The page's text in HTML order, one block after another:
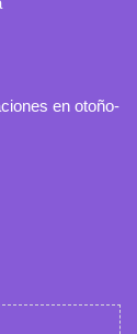
en otoño-